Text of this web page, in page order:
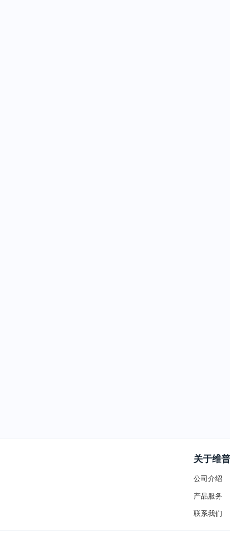
关于维普
公司介绍
产品服务
联系我们